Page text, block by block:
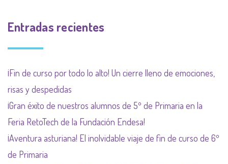
Entradas recientes
¡Fin de curso por todo lo alto! Un cierre lleno de emociones,
risas y despedidas
¡Gran éxito de nuestros alumnos de 5º de Primaria en la
Feria RetoTech de la Fundación Endesa!
¡Aventura asturiana! El inolvidable viaje de fin de curso de 6º
de Primaria